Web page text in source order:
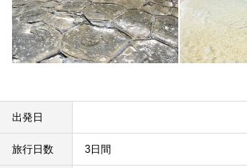
出発日
旅行日数 3日間